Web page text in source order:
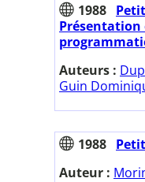
1988
Présentation
Auteurs :
Guin
1988
Auteur :